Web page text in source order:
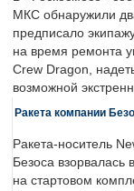
МКС обнаружили
предписало
на время ремонта
Crew Dragon,
возможной
Ракета компании
Ракета-носитель
Безоса взорвалась
на стартовом